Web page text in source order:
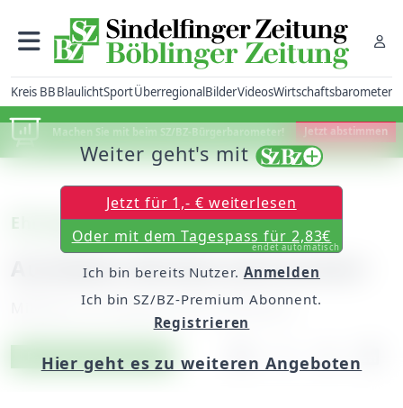
Kreis BBBlaulichtSportÜberregionalBilderVideosWirtschaftsbarometer
Machen Sie mit beim SZ/BZ-Bürgerbarometer! Jetzt abstimmen
Ehningen
Autobahn-Brücke wird saniert
Mittwoch, 29. Februar 2012, 00:00 Uhr
Artikel vorlesen
Exklusiv für Abonnenten
Weiter geht's mit
Jetzt für 1,- € weiterlesen
Oder mit dem Tagespass für 2,83€
endet automatisch
Ich bin bereits Nutzer. Anmelden
Ich bin SZ/BZ-Premium Abonnent.
Registrieren
Hier geht es zu weiteren Angeboten